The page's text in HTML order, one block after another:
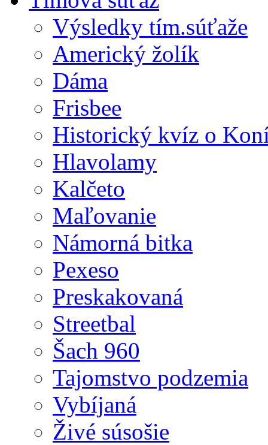
Výsledky tím.súťaže
Americký žolík
Dáma
Frisbee
Historický kvíz o
Hlavolamy
Kalčeto
Maľovanie
Námorná bitka
Pexeso
Preskakovaná
Streetbal
Šach 960
Tajomstvo podzemia
Vybíjaná
Živé súsošie